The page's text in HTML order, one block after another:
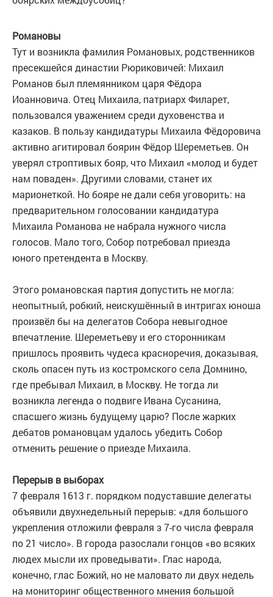
Романовы
Тут и возникла фамилия Романовых, родственников
пресекшейся династии Рюриковичей: Михаил
Романов был племянником царя Фёдора
Иоанновича. Отец Михаила, патриарх Филарет,
пользовался уважением среди духовенства и
казаков. В пользу кандидатуры Михаила Фёдоровича
активно агитировал боярин Фёдор Шереметьев. Он
уверял строптивых бояр, что Михаил «молод и будет
нам поваден». Другими словами, станет их
марионеткой. Но бояре не дали себя уговорить: на
предварительном голосовании кандидатура
Михаила Романова не набрала нужного числа
голосов. Мало того, Собор потребовал приезда
юного претендента в Москву.
Этого романовская партия допустить не могла:
неопытный, робкий, неискушённый в интригах юноша
произвёл бы на делегатов Собора невыгодное
впечатление. Шереметьеву и его сторонникам
пришлось проявить чудеса красноречия, доказывая,
сколь опасен путь из костромского села Домнино,
где пребывал Михаил, в Москву. Не тогда ли
возникла легенда о подвиге Ивана Сусанина,
спасшего жизнь будущему царю? После жарких
дебатов романовцам удалось убедить Собор
отменить решение о приезде Михаила.
Перерыв в выборах
7 февраля 1613 г. порядком подуставшие делегаты
объявили двухнедельный перерыв: «для большого
укрепления отложили февраля з 7-го числа февраля
по 21 число». В города разослали гонцов «во всяких
людех мысли их проведывати». Глас народа,
конечно, глас Божий, но не маловато ли двух недель
на мониторинг общественного мнения большой